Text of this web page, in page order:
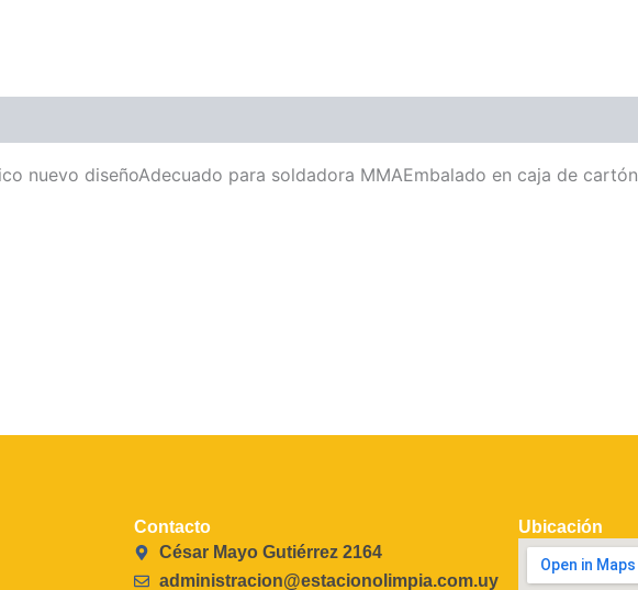
nuevo diseñoAdecuado para soldadora MMAEmbalado en caja de cartón
Contacto
César Mayo Gutiérrez 2164
administracion@estacionolimpia.com.uy
Ubicación